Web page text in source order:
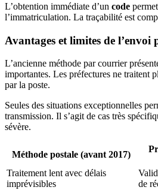
L’obtention immédiate d’un code
l’immatriculation. La traçabilité est
Avantages et limites de l’envoi
L’ancienne méthode par courrier
importantes. Les préfectures ne traitent
par la poste.
Seules des situations exceptionnelles
transmission. Il s’agit de cas très
sévère.
Méthode postale (avant 2017)
Traitement lent avec délais
imprévisibles
de